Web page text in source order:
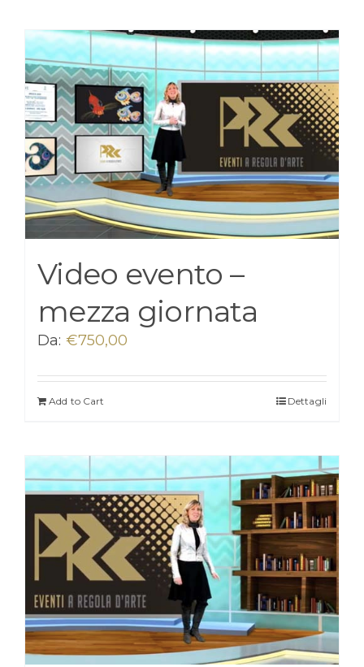
Video evento –
mezza giornata
Da: €750,00
Add to Cart Dettagli